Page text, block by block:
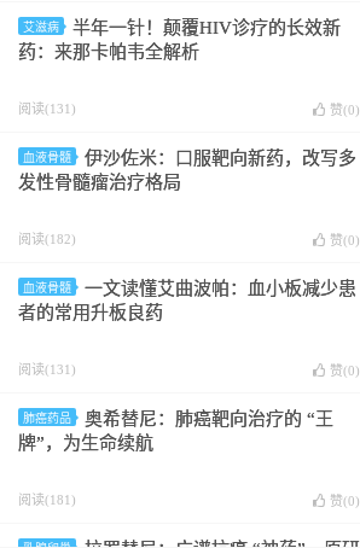
艾滋病
半年一针！颠覆HIV诊疗的长效新
药：来那卡帕韦全解析
阅读(131) 赞(0)
血液骨髓
伊沙佐米：口服靶向新药，改写多
发性骨髓瘤治疗格局
阅读(182) 赞(0)
血液骨髓
一文读懂艾曲波帕：血小板减少患
者的常用升板良药
阅读(131) 赞(0)
肺癌药品
奥希替尼：肺癌靶向治疗的 “王
牌”，为生命续航
阅读(181) 赞(0)